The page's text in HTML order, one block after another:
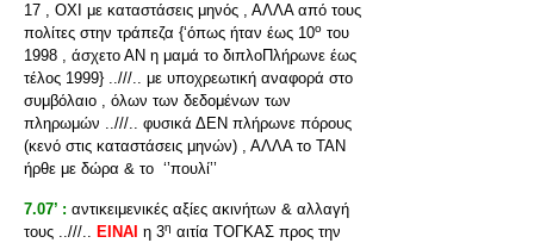
17 , ΟΧΙ με καταστάσεις μηνός , ΑΛΛΑ από τους
πολίτες στην τράπεζα {‘όπως ήταν έως 10ο του
1998 , άσχετο ΑΝ η μαμά το διπλοΠλήρωνε έως
τέλος 1999} ..///.. με υποχρεωτική αναφορά στο
συμβόλαιο , όλων των δεδομένων των
πληρωμών ..///.. φυσικά ΔΕΝ πλήρωνε πόρους
(κενό στις καταστάσεις μηνών) , ΑΛΛΑ το ΤΑΝ
ήρθε με δώρα & το ‘’πουλί’’
7.07’ : αντικειμενικές αξίες ακινήτων & αλλαγή
τους ..///.. ΕΙΝΑΙ η 3η αιτία ΤΟΓΚΑΣ προς την